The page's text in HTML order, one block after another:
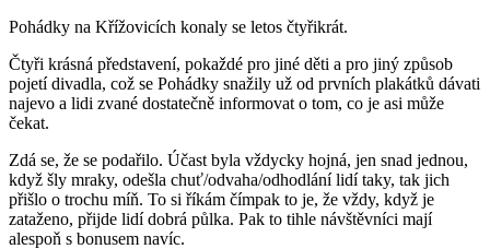
Pohádky na Křížovicích konaly se letos čtyřikrát.
Čtyři krásná představení, pokaždé pro jiné děti a pro jiný způsob
pojetí divadla, což se Pohádky snažily už od prvních plakátků dávati
najevo a lidi zvané dostatečně informovat o tom, co je asi může
čekat.
Zdá se, že se podařilo. Účast byla vždycky hojná, jen snad jednou,
když šly mraky, odešla chuť/odvaha/odhodlání lidí taky, tak jich
přišlo o trochu míň. To si říkám čímpak to je, že vždy, když je
zataženo, přijde lidí dobrá půlka. Pak to tihle návštěvníci mají
alespoň s bonusem navíc.